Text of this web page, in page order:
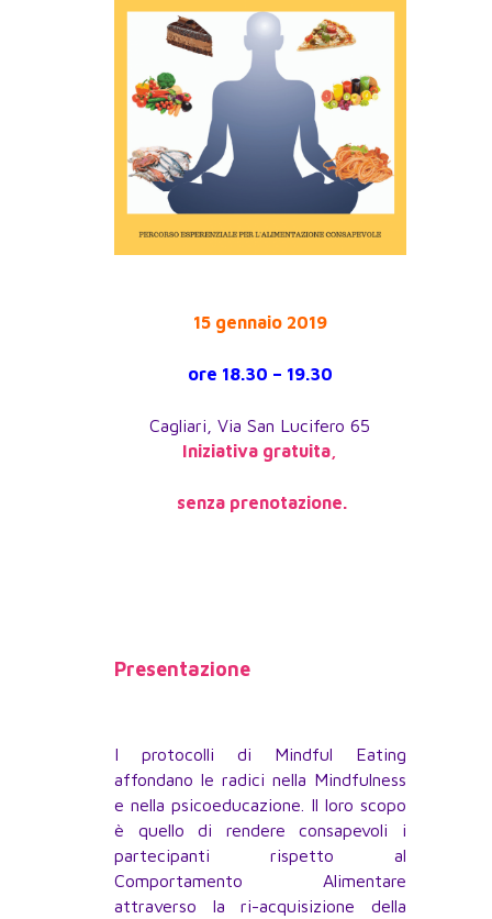
15 gennaio 2019
ore 18.30 – 19.30
Cagliari, Via San Lucifero 65
Iniziativa gratuita,
senza prenotazione.
Presentazione
I protocolli di Mindful Eating
affondano le radici nella Mindfulness
e nella psicoeducazione. Il loro scopo
è quello di rendere consapevoli i
partecipanti rispetto al
Comportamento Alimentare
attraverso la ri-acquisizione della